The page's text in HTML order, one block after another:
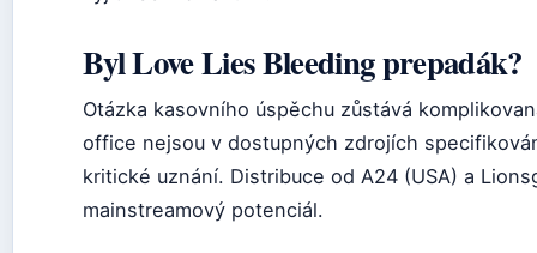
Byl Love Lies Bleeding prepadák?
Otázka kasovního úspěchu zůstává
office nejsou v dostupných zdrojích
kritické uznání. Distribuce od A24 (USA) a
mainstreamový potenciál.